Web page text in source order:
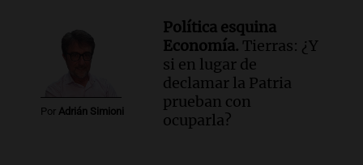
Por Adrián Simioni
Política esquina
Economía. Tierras: ¿Y
si en lugar de
declamar la Patria
prueban con
ocuparla?